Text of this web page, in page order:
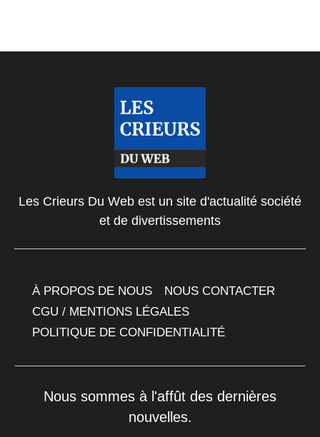
Les Crieurs Du Web est un site d'actualité société
et de divertissements
À PROPOS DE NOUS
NOUS CONTACTER
CGU / MENTIONS LÉGALES
POLITIQUE DE CONFIDENTIALITÉ
Nous sommes à l'affût des dernières
nouvelles.